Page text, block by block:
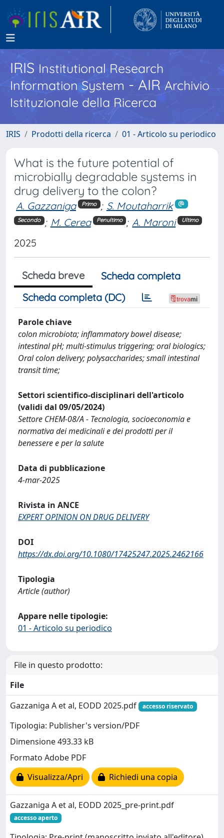
IRISInstitutional Research
Information System - AIR Archivio
Istituzionale della Ricerca
IRIS Prodotti della ricerca 01 - Articolo su periodico
What is the future potential of
microbially degradable systems in
drug delivery to the colon?
A. Gazzaniga Primo ; S. Moutaharrik
Secondo ; M. Cerea Penultimo ; A. Maroni Ultimo
2025
Scheda breve
Scheda completa
Scheda completa (DC)
Parole chiave
colon microbiota; inflammatory bowel disease;
intestinal pH; multi-stimulus triggering; oral biologics;
Oral colon delivery; polysaccharides; small intestinal
transit time;
Settori scientifico-disciplinari dell'articolo
(validi dal 09/05/2024)
Settore CHEM-08/A - Tecnologia, socioeconomia e
normativa dei medicinali e dei prodotti per il
benessere e per la salute
Data di pubblicazione
4-mar-2025
Rivista in ANCE
EXPERT OPINION ON DRUG DELIVERY
DOI
https://dx.doi.org/10.1080/17425247.2025.2462166
Tipologia
Article (author)
Appare nelle tipologie:
01 - Articolo su periodico
File in questo prodotto:
File
Gazzaniga A et al, EODD 2025.pdf
accesso riservato
Tipologia: Publisher's version/PDF
Dimensione 493.33 kB
Formato Adobe PDF
Visualizza/Apri
Richiedi una copia
Gazzaniga A et al, EODD 2025_pre-print.pdf
accesso aperto